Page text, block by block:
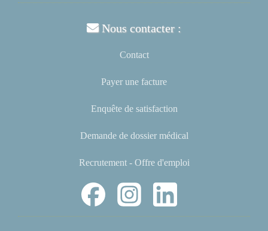
Nous contacter :
Contact
Payer une facture
Enquête de satisfaction
Demande de dossier médical
Recrutement - Offre d'emploi